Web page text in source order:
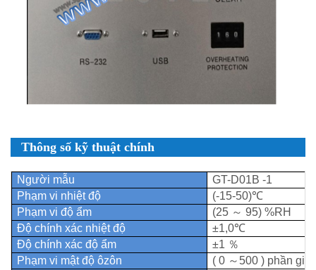
Thông số kỹ thuật chính
Người mẫu GT-D01B-1
Phạm vi nhiệt độ
(-15-50)℃
Phạm vi độ ẩm
(25 ～ 95)%RH
Độ chính xác nhiệt độ
±1,0℃
Độ chính xác độ ẩm
±1 ％
Phạmvi mậtđộôzôn (0 ～ 500 ) phần giờ